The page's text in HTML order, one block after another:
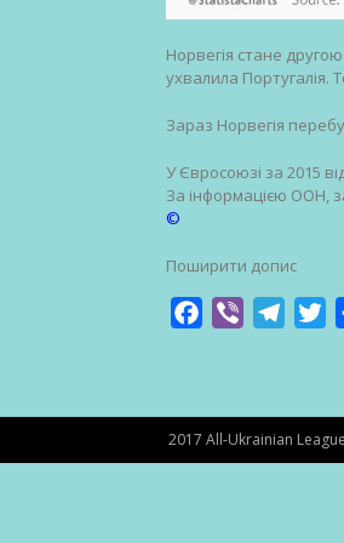
Норвегія стане
ухвалила Португалія.
Зараз Норвегія
У Євросоюзі за 2015
За інформацією ООН,
©
Поширити допис
Facebook
Viber
2017 All-Ukrainian League